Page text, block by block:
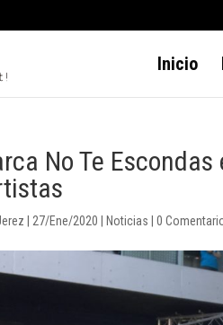
Inicio
No Te
27/Ene/2020 Noticias |0